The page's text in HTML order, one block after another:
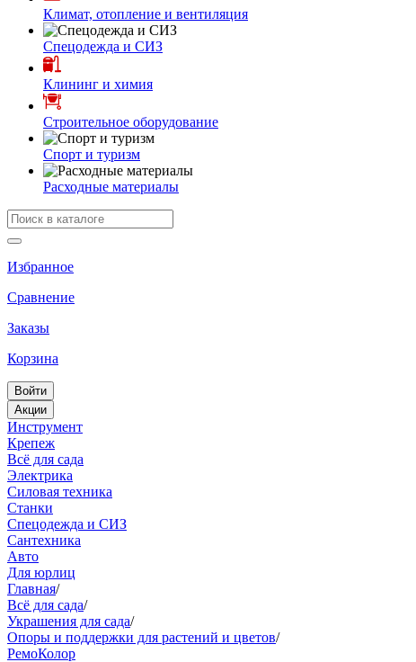
Климат, отопление и вентиляция
Спецодежда и СИЗ
Клининг и химия
Строительное оборудование
Спорт и туризм
Расходные материалы
Избранное
Сравнение
Заказы
Корзина
Войти
Акции
Инструмент
Крепеж
Всё для сада
Электрика
Силовая техника
Станки
Спецодежда и СИЗ
Сантехника
Авто
Для юрлиц
Главная/
Всё для сада/
Украшения для сада/
Опоры и поддержки для растений и цветов/
РемоКолор